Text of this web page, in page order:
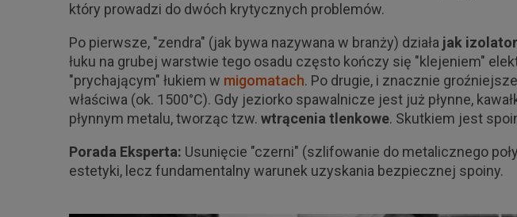
który prowadzi do dwóch krytycznych problemów.
Po pierwsze, "zendra" (jak bywa nazywana w branży) działa jak
łuku na grubej warstwie tego osadu często kończy się "klejeniem"
"prychającym" łukiem w migomatach. Po drugie, i znacznie
właściwa (ok. 1500°C). Gdy jeziorko spawalnicze jest już płynne,
płynnym metalu, tworząc tzw. wtrącenia tlenkowe. Skutkiem jest
Porada Eksperta: Usunięcie "czerni" (szlifowanie do metalicznego
estetyki, lecz fundamentalny warunek uzyskania bezpiecznej spoiny.